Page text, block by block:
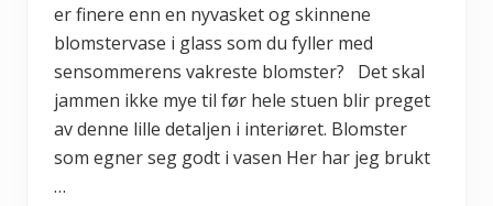
er finere enn en nyvasket og skinnene
blomstervase i glass som du fyller med
sensommerens vakreste blomster? Det skal
jammen ikke mye til før hele stuen blir preget
av denne lille detaljen i interiøret. Blomster
som egner seg godt i vasen Her har jeg brukt
…